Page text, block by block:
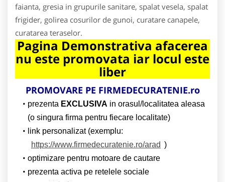
faianta, gresia in grupurile sanitare, spalat vesela, spalat
frigider, golirea cosurilor de gunoi, curatare canapele,
curatarea teraselor.
Pagina Demonstrativa afacerea
nu este promovata iar locul este
liber
PROMOVARE PE FIRMEDECURATENIE.ro
prezenta EXCLUSIVA in orasul/localitatea aleasa
(o singura firma pentru fiecare localitate)
link personalizat (exemplu:
https://www.firmedecuratenie.ro/arad )
optimizare pentru motoare de cautare
prezenta activa pe retelele sociale